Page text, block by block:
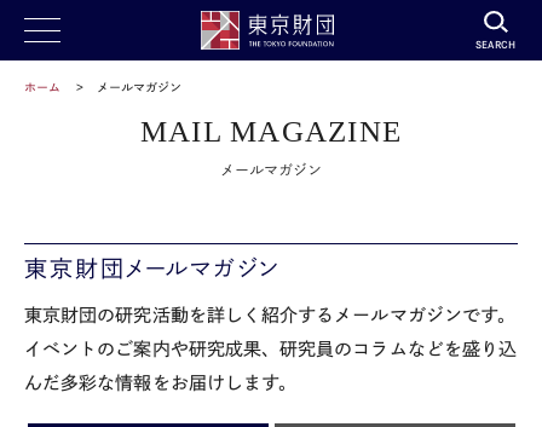
SEARCH
ホーム メールマガジン
MAIL MAGAZINE
メールマガジン
東京財団メールマガジン
東京財団の研究活動を詳しく紹介するメールマガジンです。
イベントのご案内や研究成果、研究員のコラムなどを盛り込
んだ多彩な情報をお届けします。